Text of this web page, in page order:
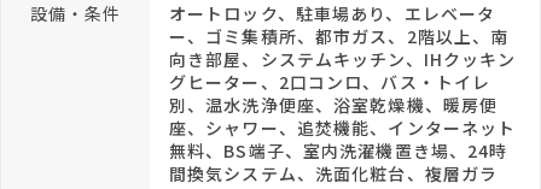
設備・条件
オートロック、駐車場あり、エレベータ
ー、ゴミ集積所、都市ガス、2階以上、南
向き部屋、システムキッチン、IHクッキン
グヒーター、2口コンロ、バス・トイレ
別、温水洗浄便座、浴室乾燥機、暖房便
座、シャワー、追焚機能、インターネット
無料、BS端子、室内洗濯機置き場、24時
間換気システム、洗面化粧台、複層ガラ